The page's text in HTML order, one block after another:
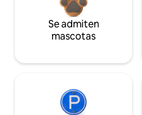
Se admiten
mascotas